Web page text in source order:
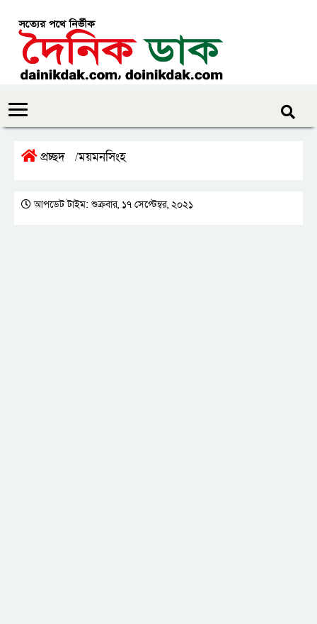
প্রচ্ছদ /ময়মনসিংহ
আপডেট টাইম: শুক্রবার, ১৭ সেপ্টেম্বর, ২০২১